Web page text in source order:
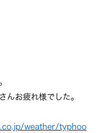
んお疲れ様でした。
weather/typhoo